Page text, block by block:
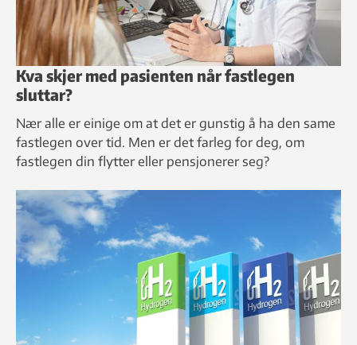
Kva skjer med pasienten når fastlegen
sluttar?
Nær alle er einige om at det er gunstig å ha den same
fastlegen over tid. Men er det farleg for deg, om
fastlegen din flytter eller pensjonerer seg?